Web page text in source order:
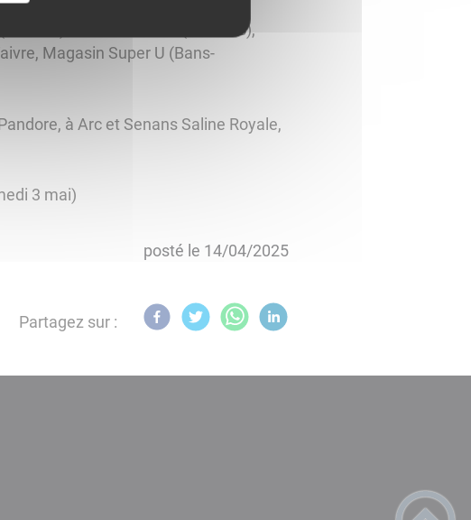
et Relais du Val (Santans),
Magasin Super U (Bans-
à Arc et Senans Saline Royale,
3 mai)
posté le 14/04/2025
Partagez sur :